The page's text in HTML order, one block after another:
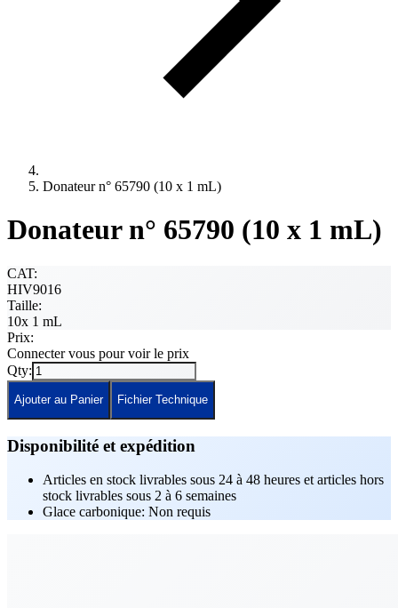
Donateur n° 65790 (10 x 1 mL)
Donateur n° 65790 (10 x 1 mL)
CAT:
HIV9016
Taille:
10x 1 mL
Prix:
Connecter vous pour voir le prix
Qty:
Ajouter au Panier Fichier Technique
Disponibilité et expédition
Articles en stock livrables sous 24 à 48 heures et articles hors
stock livrables sous 2 à 6 semaines
Glace carbonique: Non requis